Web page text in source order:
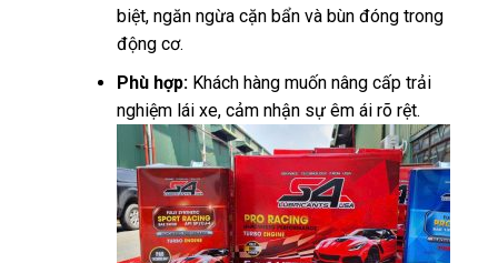
biệt, ngăn ngừa cặn bẩn và bùn đóng trong
động cơ.
Phù hợp:Khách hàng muốn nâng cấp trải
nghiệm lái xe, cảm nhận sự êm ái rõ rệt.